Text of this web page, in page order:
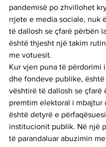
pandemisë po zhvillohet
rrjete e media sociale, nuk
të dallosh se çfarë përbën
është thjesht një takim
me votuesit.
Kur vjen puna të përdorimi
dhe fondeve publike,
vështirë të dallosh se çfarë
premtim elektoral i mbajtur
është detyrë e
institucionit publik. Në një
të parandaluar abuzimin